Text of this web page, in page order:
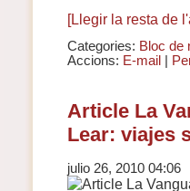
[Llegir la resta de
Categories: Bloc de
Accions: E-mail|
Article La
Lear: viajes
julio 26, 2010 04:06